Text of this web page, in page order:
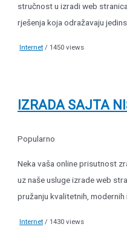
stručnost u izradi web
rješenja koja odražavaju
Internet / 1450 views
IZRADA SAJTA
Popularno
Neka vaša online prisutnost
uz naše usluge izrade web
pružanju kvalitetnih, modernih
Internet / 1430 views